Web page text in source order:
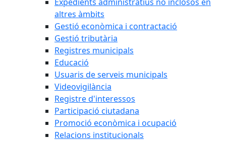
altres àmbits
Gestió econòmica i contractació
Gestió tributària
Registres municipals
Educació
Usuaris de serveis municipals
Videovigilància
Registre d'interessos
Participació ciutadana
Promoció econòmica i ocupació
Relacions institucionals